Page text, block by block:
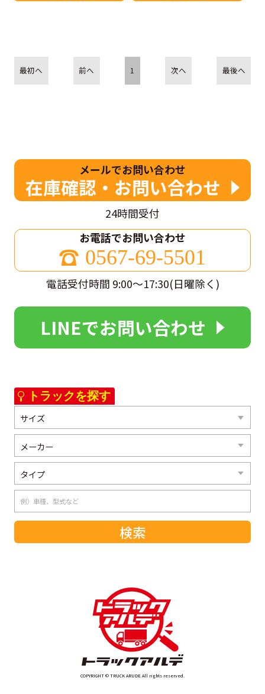
トラックを探す
最初へ 前へ 1 次へ 最後へ
メールでお問い合わせ
在庫確認・お問い合わせ
24時間受付
お電話でお問い合わせ
0567-69-5501
電話受付時間 9:00～17:30(日曜除く)
LINEでお問い合わせ
COPYRIGHT © TRUCK ARUDE All rights reserved.